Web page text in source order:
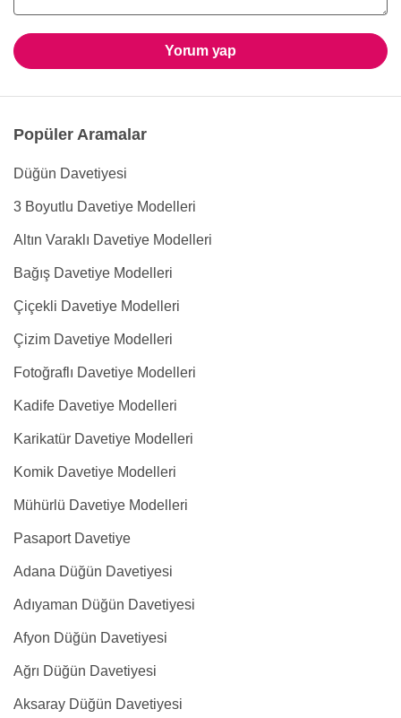
Yorum yap
Popüler Aramalar
Düğün Davetiyesi
3 Boyutlu Davetiye Modelleri
Altın Varaklı Davetiye Modelleri
Bağış Davetiye Modelleri
Çiçekli Davetiye Modelleri
Çizim Davetiye Modelleri
Fotoğraflı Davetiye Modelleri
Kadife Davetiye Modelleri
Karikatür Davetiye Modelleri
Komik Davetiye Modelleri
Mühürlü Davetiye Modelleri
Pasaport Davetiye
Adana Düğün Davetiyesi
Adıyaman Düğün Davetiyesi
Afyon Düğün Davetiyesi
Ağrı Düğün Davetiyesi
Aksaray Düğün Davetiyesi